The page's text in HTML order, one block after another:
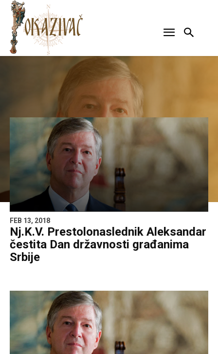
FEB 13, 2018
Nj.K.V. Prestolonaslednik Aleksandar
čestita Dan državnosti građanima
Srbije